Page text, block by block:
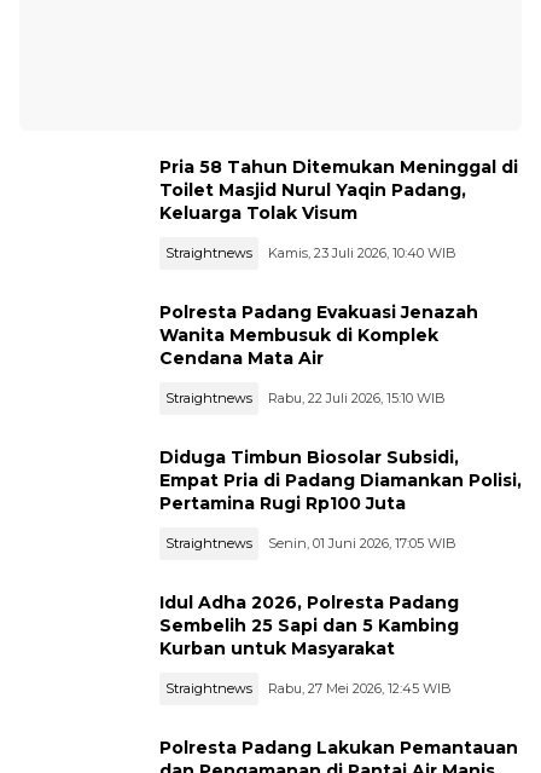
Pria 58 Tahun Ditemukan Meninggal di
Toilet Masjid Nurul Yaqin Padang,
Keluarga Tolak Visum
Straightnews Kamis, 23 Juli 2026, 10:40 WIB
Polresta Padang Evakuasi Jenazah
Wanita Membusuk di Komplek
Cendana Mata Air
Straightnews Rabu, 22 Juli 2026, 15:10 WIB
Diduga Timbun Biosolar Subsidi,
Empat Pria di Padang Diamankan Polisi,
Pertamina Rugi Rp100 Juta
Straightnews Senin, 01 Juni 2026, 17:05 WIB
Idul Adha 2026, Polresta Padang
Sembelih 25 Sapi dan 5 Kambing
Kurban untuk Masyarakat
Straightnews Rabu, 27 Mei 2026, 12:45 WIB
Polresta Padang Lakukan Pemantauan